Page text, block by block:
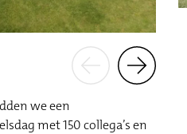
we een
met 150 collega’s en